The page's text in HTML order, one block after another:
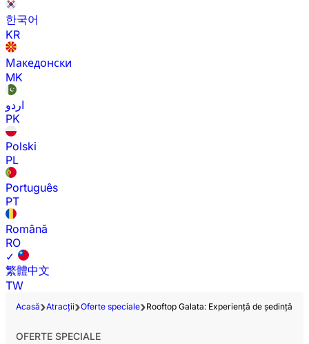
한국어
KR
Македонски
MK
اردو
PK
Polski
PL
Português
PT
Română
RO
✓
繁體中文
TW
Acasă Atracții Oferte speciale Rooftop Galata: Experiență de ședință
OFERTE SPECIALE